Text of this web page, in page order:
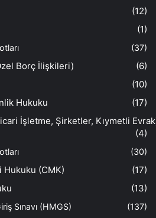
(12)
(1)
(37)
Borç İlişkileri)
(6)
(10)
Hukuku
(17)
İşletme, Şirketler, Kıymetli
(4)
(30)
Hukuku (CMK)
(17)
(13)
Sınavı (HMGS) (137)